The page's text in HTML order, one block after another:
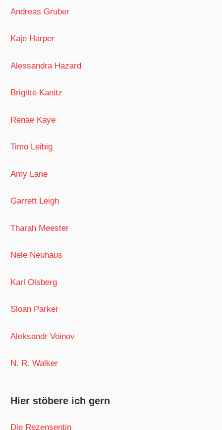
Andreas Gruber
Kaje Harper
Alessandra Hazard
Brigitte Kanitz
Renae Kaye
Timo Leibig
Amy Lane
Garrett Leigh
Tharah Meester
Nele Neuhaus
Karl Olsberg
Sloan Parker
Aleksandr Voinov
N. R. Walker
Hier stöbere ich gern
Die Rezensentin